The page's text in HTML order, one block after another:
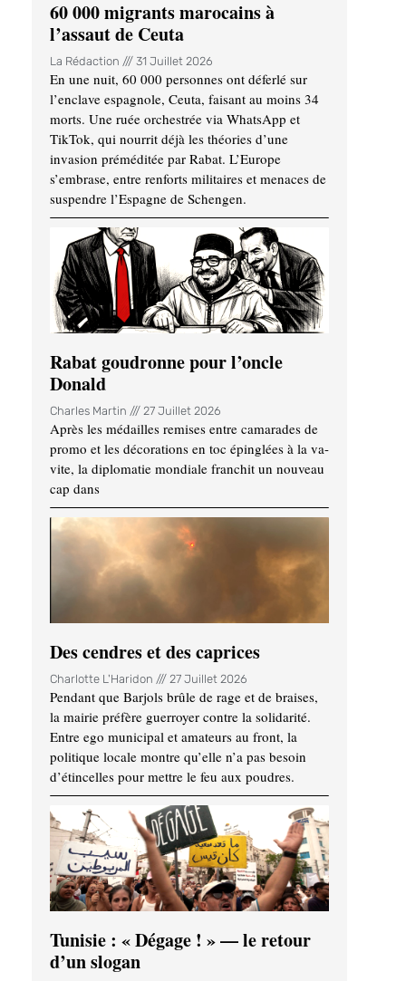
60 000 migrants marocains à
l’assaut de Ceuta
La Rédaction 31 Juillet 2026
En une nuit, 60 000 personnes ont déferlé sur
l’enclave espagnole, Ceuta, faisant au moins 34
morts. Une ruée orchestrée via WhatsApp et
TikTok, qui nourrit déjà les théories d’une
invasion préméditée par Rabat. L’Europe
s’embrase, entre renforts militaires et menaces de
suspendre l’Espagne de Schengen.
Rabat goudronne pour l’oncle
Donald
Charles Martin 27 Juillet 2026
Après les médailles remises entre camarades de
promo et les décorations en toc épinglées à la va-
vite, la diplomatie mondiale franchit un nouveau
cap dans
Des cendres et des caprices
Charlotte L'Haridon 27 Juillet 2026
Pendant que Barjols brûle de rage et de braises,
la mairie préfère guerroyer contre la solidarité.
Entre ego municipal et amateurs au front, la
politique locale montre qu’elle n’a pas besoin
d’étincelles pour mettre le feu aux poudres.
Tunisie : « Dégage ! » — le retour
d’un slogan